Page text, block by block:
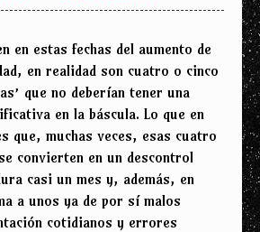
en estas fechas del aumento de
en realidad son cuatro o cinco
que no deberían tener una
en la báscula. Lo que en
que, muchas veces, esas cuatro
convierten en un descontrol
casi un mes y, además, en
a unos ya de por sí malos
cotidianos y errores